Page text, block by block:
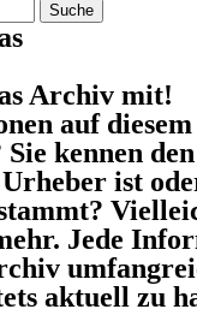
Suche
Archiv mit!
auf
kennen
ist
Jede
aktuell zu